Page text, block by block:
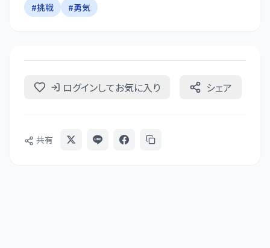
#挑戦 #勇気
ログインしてお気に入り シェア
共有